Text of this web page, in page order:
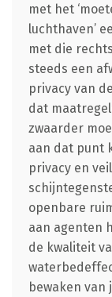
met het
luchthaven’
met die
steeds een
privacy van
dat
zwaarder
aan dat punt
privacy en
openbare
aan agenten
de kwaliteit
bewaken van